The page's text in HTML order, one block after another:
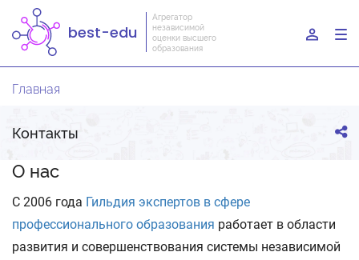
best-edu
Агрегатор
независимой
оценки высшего
образования
Главная
Контакты
О нас
C 2006 года Гильдия экспертов в сфере
профессионального образования работает в области
развития и совершенствования системы независимой